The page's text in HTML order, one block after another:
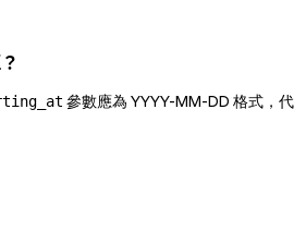
參數應為 YYYY-MM-DD 格式，代